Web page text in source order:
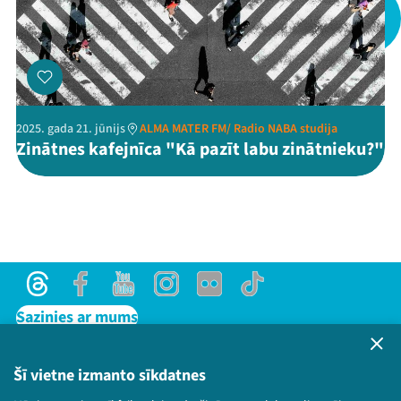
Šī vietne izmanto sīkdatnes
ThreadsFacebookYoutube
X Instagram
Flick TikTok
2025. gada 21. jūnijs ALMA MATER FM/ Radio NABA studija
Zinātnes kafejnīca "Kā pazīt labu zinātnieku?"
ThreadsFacebookYoutubeInstagram
Flick TikTok
Sazinies ar mums
Lietošanas noteikumi un sīkdatņu politika
Bērnu aizsardzības politika